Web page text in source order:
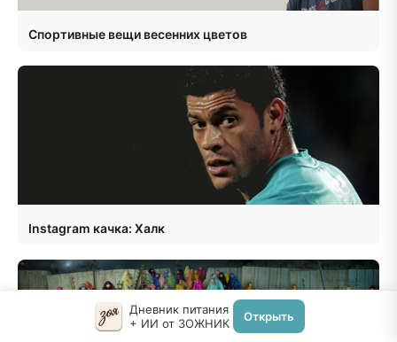
Спортивные вещи весенних цветов
Instagram качка: Халк
Дневник питания
+ ИИ от ЗОЖНИК
Открыть